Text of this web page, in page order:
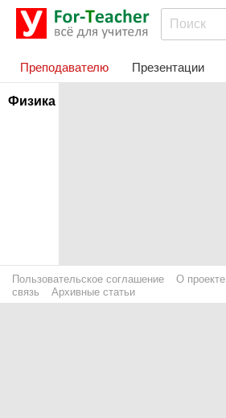
Преподавателю Презентации
Физика
Пользовательское соглашение О проекте
связь
Архивные статьи